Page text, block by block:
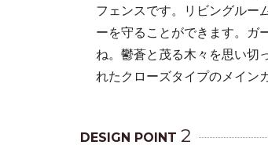
フェンスです。リビングルー
ーを守ることができます。ガ
ね。鬱蒼と茂る木々を思い切
れたクローズタイプのメイン
DESIGN POINT 2